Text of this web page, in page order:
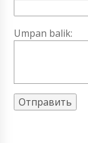
Umpan balik: